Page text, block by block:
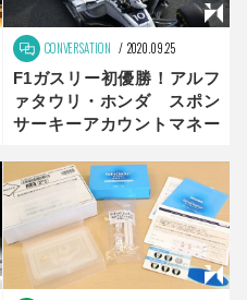
CONVERSATION 2020.09.25
F1ガスリー初優勝！アルフ
ァタウリ・ホンダ スポン
サーキーアカウントマネー
ネスの裏側